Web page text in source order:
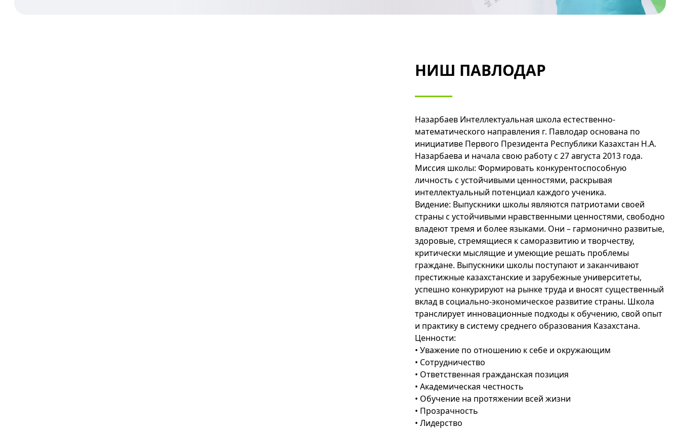
НИШ ПАВЛОДАР
Назарбаев Интеллектуальная школа естественно-
математического направления г. Павлодар основана по
инициативе Первого Президента Республики Казахстан Н.А.
Назарбаева и начала свою работу с 27 августа 2013 года.
Миссия школы: Формировать конкурентоспособную
личность с устойчивыми ценностями, раскрывая
интеллектуальный потенциал каждого ученика.
Видение: Выпускники школы являются патриотами своей
страны с устойчивыми нравственными ценностями, свободно
владеют тремя и более языками. Они – гармонично развитые,
здоровые, стремящиеся к саморазвитию и творчеству,
критически мыслящие и умеющие решать проблемы
граждане. Выпускники школы поступают и заканчивают
престижные казахстанские и зарубежные университеты,
успешно конкурируют на рынке труда и вносят существенный
вклад в социально-экономическое развитие страны. Школа
транслирует инновационные подходы к обучению, свой опыт
и практику в систему среднего образования Казахстана.
Ценности:
• Уважение по отношению к себе и окружающим
• Сотрудничество
• Ответственная гражданская позиция
• Академическая честность
• Обучение на протяжении всей жизни
• Прозрачность
• Лидерство